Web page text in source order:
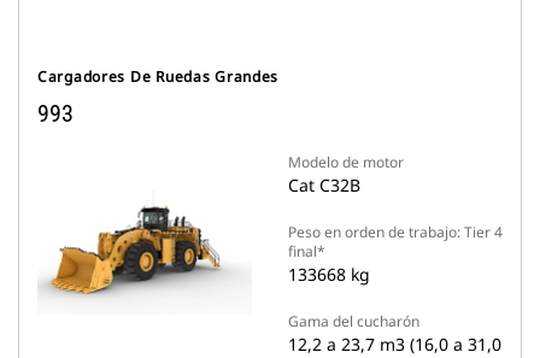
Cargadores De Ruedas Grandes
993
Modelo de motor
Cat C32B
Peso en orden de trabajo: Tier 4
final*
133668 kg
Gama del cucharón
12,2 a 23,7 m3 (16,0 a 31,0